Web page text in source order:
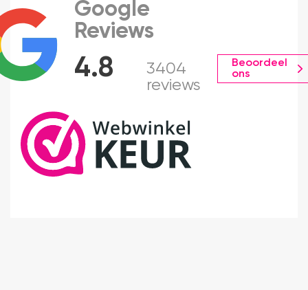
4.8
Google
Reviews
3404
reviews
Beoordeel
ons